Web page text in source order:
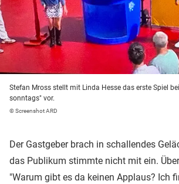
Stefan Mross stellt mit Linda Hesse das erste Spiel
sonntags" vor.
© Screenshot ARD
Der Gastgeber brach in schallendes
das Publikum stimmte nicht mit ein.
"Warum gibt es da keinen Applaus? Ich